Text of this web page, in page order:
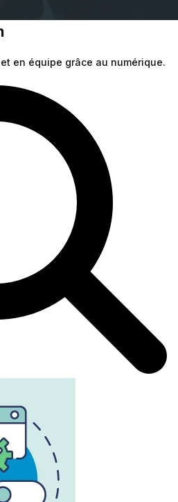
en équipe grâce au numérique.